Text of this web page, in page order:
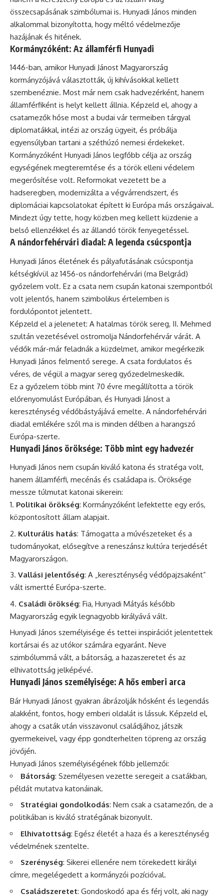
összecsapásának szimbólumai is. Hunyadi János minden
alkalommal bizonyította, hogy méltó védelmezője
hazájának és hitének.
Kormányzóként: Az államférfi Hunyadi
1446-ban, amikor Hunyadi Jánost Magyarország
kormányzójává választották, új kihívásokkal kellett
szembenéznie. Most már nem csak hadvezérként, hanem
államférfiként is helyt kellett állnia. Képzeld el, ahogy a
csatamezők hőse most a budai vár termeiben tárgyal
diplomatákkal, intézi az ország ügyeit, és próbálja
egyensúlyban tartani a széthúzó nemesi érdekeket.
Kormányzóként Hunyadi János legfőbb célja az ország
egységének megteremtése és a török elleni védelem
megerősítése volt. Reformokat vezetett be a
hadseregben, modernizálta a végvárrendszert, és
diplomáciai kapcsolatokat épített ki Európa más országaival.
Mindezt úgy tette, hogy közben meg kellett küzdenie a
belső ellenzékkel és az állandó török fenyegetéssel.
A nándorfehérvári diadal: A legenda csúcspontja
Hunyadi János életének és pályafutásának csúcspontja
kétségkívül az 1456-os nándorfehérvári (ma Belgrád)
győzelem volt. Ez a csata nem csupán katonai szempontból
volt jelentős, hanem szimbolikus értelemben is
fordulópontot jelentett.
Képzeld el a jelenetet: A hatalmas török sereg, II. Mehmed
szultán vezetésével ostromolja Nándorfehérvár várát. A
védők már-már feladnák a küzdelmet, amikor megérkezik
Hunyadi János felmentő serege. A csata fordulatos és
véres, de végül a magyar sereg győzedelmeskedik.
Ez a győzelem több mint 70 évre megállította a török
előrenyomulást Európában, és Hunyadi Jánost a
kereszténység védőbástyájává emelte. A nándorfehérvári
diadal emlékére szól ma is minden délben a harangszó
Európa-szerte.
Hunyadi János öröksége: Több mint egy hadvezér
Hunyadi János nem csupán kiváló katona és stratéga volt,
hanem államférfi, mecénás és családapa is. Öröksége
messze túlmutat katonai sikerein:
Politikai örökség: Kormányzóként lefektette egy erős,
központosított állam alapjait.
Kulturális hatás: Támogatta a művészeteket és a
tudományokat, elősegítve a reneszánsz kultúra terjedését
Magyarországon.
Vallási jelentőség: A „kereszténység védőpajzsaként”
vált ismertté Európa-szerte.
Családi örökség: Fia, Hunyadi Mátyás később
Magyarország egyik legnagyobb királyává vált.
Hunyadi János személyisége és tettei inspirációt jelentettek
kortársai és az utókor számára egyaránt. Neve
szimbólummá vált, a bátorság, a hazaszeretet és az
elhivatottság jelképévé.
Hunyadi János személyisége: A hős emberi arca
Bár Hunyadi Jánost gyakran ábrázolják hősként és legendás
alakként, fontos, hogy emberi oldalát is lássuk. Képzeld el,
ahogy a csaták után visszavonul családjához, játszik
gyermekeivel, vagy épp gondterhelten töpreng az ország
jövőjén.
Hunyadi János személyiségének főbb jellemzői:
Bátorság: Személyesen vezette seregeit a csatákban,
példát mutatva katonáinak.
Stratégiai gondolkodás: Nem csak a csatamezőn, de a
politikában is kiváló stratégának bizonyult.
Elhivatottság: Egész életét a haza és a kereszténység
védelmének szentelte.
Szerénység: Sikerei ellenére nem törekedett királyi
címre, megelégedett a kormányzói pozícióval.
Családszeretet: Gondoskodó apa és férj volt, aki nagy